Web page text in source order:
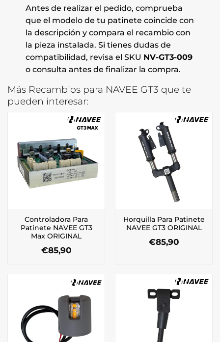
Antes de realizar el pedido, comprueba
que el modelo de tu patinete coincide con
la descripción y compara el recambio con
la pieza instalada. Si tienes dudas de
compatibilidad, revisa el SKU NV-GT3-009
o consulta antes de finalizar la compra.
Más Recambios para NAVEE GT3 que te
pueden interesar:
Controladora Para
Patinete NAVEE GT3
Max ORIGINAL
€85,90
Horquilla Para Patinete
NAVEE GT3 ORIGINAL
€85,90